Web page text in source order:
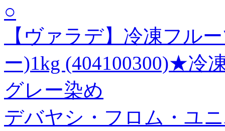
○
【ヴァラデ】冷凍フル
ー)1kg (404100300)★冷
グレー染め
デバヤシ・フロム・ユ